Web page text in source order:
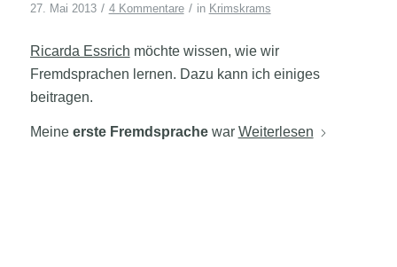
27. Mai 2013 / 4 Kommentare / in Krimskrams
Ricarda Essrich möchte wissen, wie wir
Fremdsprachen lernen. Dazu kann ich einiges
beitragen.
Meine erste Fremdsprachewar Weiterlesen